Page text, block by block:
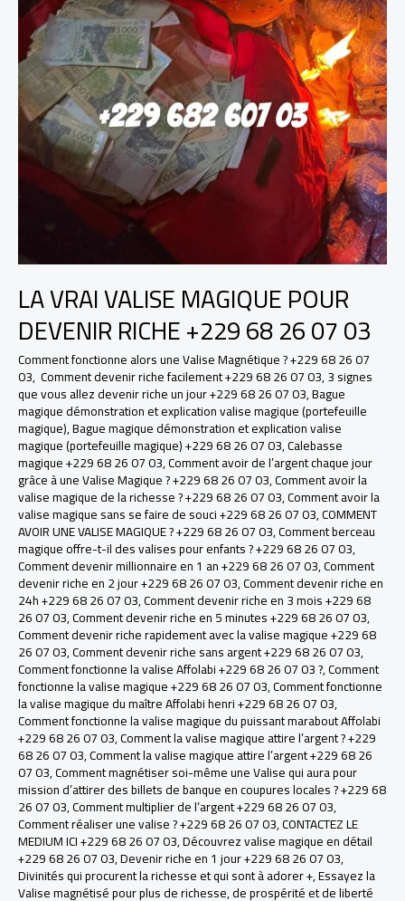
LA VRAI VALISE MAGIQUE POUR
DEVENIR RICHE +229 68 26 07 03
Comment fonctionne alors une Valise Magnétique ? +229 68 26 07
03, Comment devenir riche facilement +229 68 26 07 03,3 signes
que vous allez devenir riche un jour +229 68 26 07 03,Bague
magique démonstration et explication valise magique (portefeuille
magique),Bague magique démonstration et explication valise
magique (portefeuille magique) +229 68 26 07 03,Calebasse
magique +229 68 26 07 03,Comment avoir de l’argent chaque jour
grâce à une Valise Magique ? +229 68 26 07 03,Comment avoir la
valise magique de la richesse ? +229 68 26 07 03,Comment avoir la
valise magique sans se faire de souci +229 68 26 07 03,COMMENT
AVOIR UNE VALISE MAGIQUE ? +229 68 26 07 03,Comment berceau
magique offre-t-il des valises pour enfants ? +229 68 26 07 03,
Comment devenir millionnaire en 1 an +229 68 26 07 03,Comment
devenir riche en 2 jour +229 68 26 07 03,Comment devenir riche en
24h +229 68 26 07 03,Comment devenir riche en 3 mois +229 68
26 07 03,Comment devenir riche en 5 minutes +229 68 26 07 03,
Comment devenir riche rapidement avec la valise magique +229 68
26 07 03,Comment devenir riche sans argent +229 68 26 07 03,
Comment fonctionne la valise Affolabi +229 68 26 07 03 ?,Comment
fonctionne la valise magique +229 68 26 07 03,Comment fonctionne
la valise magique du maître Affolabi henri +229 68 26 07 03,
Comment fonctionne la valise magique du puissant marabout Affolabi
+229 68 26 07 03,Comment la valise magique attire l’argent ? +229
68 26 07 03,Comment la valise magique attire l’argent +229 68 26
07 03,Comment magnétiser soi-même une Valise qui aura pour
mission d’attirer des billets de banque en coupures locales ? +229 68
26 07 03,Comment multiplier de l’argent +229 68 26 07 03,
Comment réaliser une valise ? +229 68 26 07 03,CONTACTEZ LE
MEDIUM ICI +229 68 26 07 03,Découvrez valise magique en détail
+229 68 26 07 03,Devenir riche en 1 jour +229 68 26 07 03,
Divinités qui procurent la richesse et qui sont à adorer +,Essayez la
Valise magnétisé pour plus de richesse, de prospérité et de liberté